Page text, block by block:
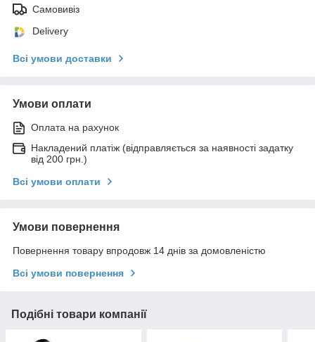
Самовивіз
Delivery
Всі умови доставки
Умови оплати
Оплата на рахунок
Накладений платіж (відправляється за наявності задатку
від 200 грн.)
Всі умови оплати
Умови повернення
Повернення товару впродовж 14 днів за домовленістю
Всі умови повернення
Подібні товари компанії